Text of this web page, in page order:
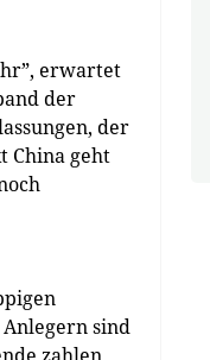
erwartet
der
der
China geht
sind